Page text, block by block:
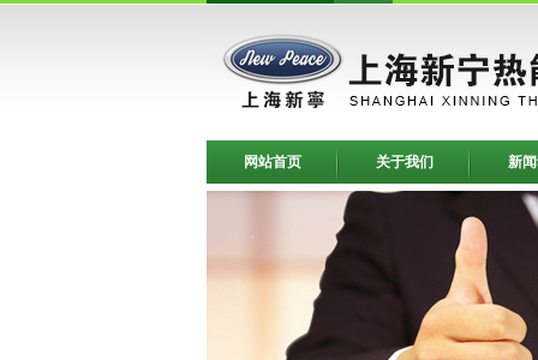
网站首页 关于我们 新